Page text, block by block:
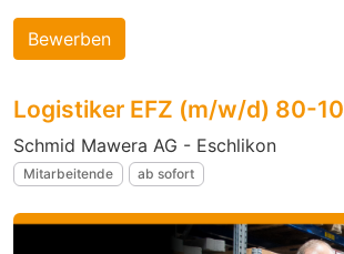
Bewerben
Logistiker EFZ (m/w/d) 80-
Schmid Mawera AG - Eschlikon
Mitarbeitende ab sofort